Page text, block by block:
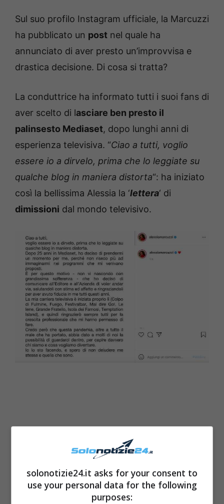
Sul suo profilo Instagram ufficiale, la Marcuzzi
ha pubblicato un post nel quale ha
annunciato di aver presto un’improvvisa e
drastica decisione. Di cosa si tratta?
La conduttrice ha informato tutti i suoi fans di
aver scelto di lasciare ben presto il
palinsesto Mediaset, dopo lunghi anni di
esperienza televisiva. “Ciao a tutti, voglio
essere io a dirvelo, prima che lo leggiate su
qualche blog in maniera distorta“: ha iniziato
così la bellissima Alessia la ‘lettera‘ di
dimissioni dal mondo televisivo.
solonotizie24.it asks for your consent to
use your personal data for the following
purposes: